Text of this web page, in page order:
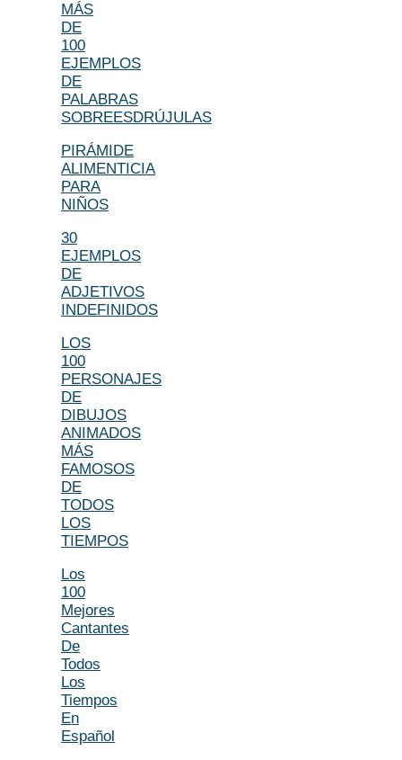
MÁS
DE
100
EJEMPLOS
DE
PALABRAS
SOBREESDRÚJULAS
PIRÁMIDE
ALIMENTICIA
PARA
NIÑOS
30
EJEMPLOS
DE
ADJETIVOS
INDEFINIDOS
LOS
100
PERSONAJES
DE
DIBUJOS
ANIMADOS
MÁS
FAMOSOS
DE
TODOS
LOS
TIEMPOS
Los
100
Mejores
Cantantes
De
Todos
Los
Tiempos
En
Español